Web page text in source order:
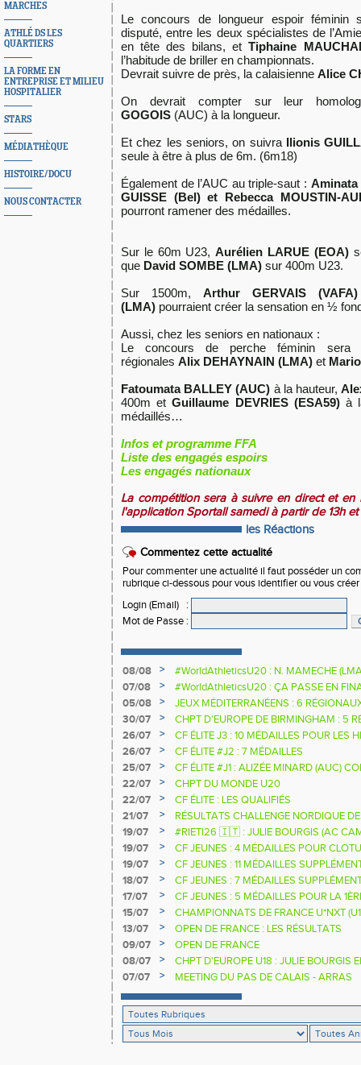
MARCHES
ATHLÉ DS LES
QUARTIERS
LA FORME EN
ENTREPRISE ET MILIEU
HOSPITALIER
STARS
MÉDIATHÈQUE
HISTOIRE/DOCU
NOUS CONTACTER
Le concours de longueur espoir féminin
disputé, entre les deux spécialistes de
en tête des bilans, etTiphaine
l’habitude de briller en championnats.
Devrait suivre de près, la calaisienne Alice
On devrait compter sur leur
GOGOIS (AUC) à la longueur.
Et chez les seniors, on suivra Ilionis
seule à être à plus de 6m. (6m18)
Également de l’AUC au triple-saut :
GUISSE (Bel) et Rebecca MOUSTIN-
pourront ramener des médailles.
Sur le 60m U23,Aurélien LARUE (EOA)
que David SOMBE (LMA) sur 400m U23.
Sur 1500m, Arthur GERVAIS
(LMA) pourraient créer la sensation en ½
Aussi, chez les seniors en nationaux :
Le concours de perche féminin sera
régionales Alix DEHAYNAIN (LMA) et
Fatoumata BALLEY (AUC) à la hauteur,
400m etGuillaume DEVRIES (ESA59)à
médaillés…
Infos et programme FFA
Liste des engagés espoirs
Les engagés nationaux
La compétition sera à suivre en direct et en
l'application Sportall samedi à partir de 13h et
les Réactions
Commentez cette actualité
Pour commenter une actualité il faut posséder un
rubrique ci-dessous pour vous identifier ou vous
Login (Email)
:
Mot de Passe :
08/08 >
#WorldAthleticsU20 : N. MAMECHE
07/08
>
#WorldAthleticsU20 : ÇA PASSE EN
SAUTEURS
05/08 >
JEUX MÉDITERRANÉENS : 6
30/07
>
CHPT D'EUROPE DE BIRMINGHAM : 5
26/07
>
CF ÉLITE J3 : 10 MÉDAILLES POUR LES
26/07
>
CF ÉLITE #J2 : 7 MÉDAILLES
25/07
>
CF ÉLITE #J1 : ALIZÉE MINARD (AUC)
NATIONALE
22/07 >
CHPT DU MONDE U20
22/07
>
CF ÉLITE : LES QUALIFIÉS
21/07
>
RÉSULTATS CHALLENGE NORDIQUE
2025 2026
19/07 >
#RIETI26 🇮🇹 : JULIE BOURGIS (AC
D'EUROPE U18 DE LA PERCHE
19/07 >
CF JEUNES : 4 MÉDAILLES POUR
19/07
>
CF JEUNES : 11 MÉDAILLES
18/07
>
CF JEUNES : 7 MÉDAILLES
17/07
>
CF JEUNES : 5 MÉDAILLES POUR LA
15/07
>
CHAMPIONNATS DE FRANCE U*NXT
13/07
>
OPEN DE FRANCE : LES RÉSULTATS
09/07
>
OPEN DE FRANCE
08/07
>
CHPT D'EUROPE U18 : JULIE BOURGIS
07/07
> MEETING DU PAS DE CALAIS - ARRAS